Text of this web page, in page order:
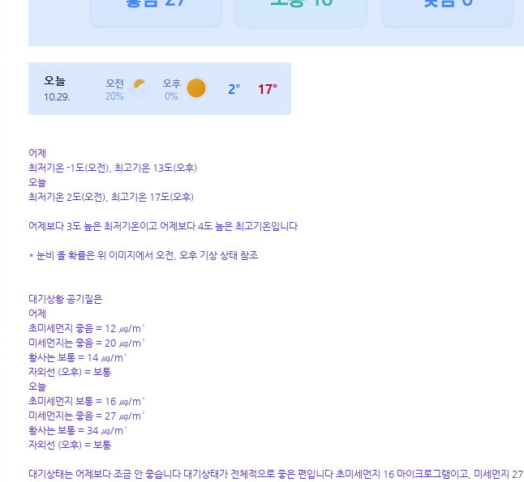
어제
최저기온 -1도(오전), 최고기온 13도(오후)
오늘
최저기온 2도(오전), 최고기온 17도(오후)
어제보다 3도 높은 최저기온이고 어제보다 4도 높은 최고기온입니다
* 눈비 올 확률은 위 이미지에서 오전, 오후 기상 상태 참조
대기상황 공기질은
어제
초미세먼지 좋음 = 12 ㎍/m³
미세먼지는 좋음 = 20㎍/m³
황사는 보통 = 14 ㎍/m³
자외선 (오후) = 보통
오늘
초미세먼지 보통 = 16 ㎍/m³
미세먼지는 좋음 = 27㎍/m³
황사는 보통 = 34 ㎍/m³
자외선 (오후) = 보통
대기상태는 어제보다 조금 안 좋습니다 대기상태가 전체적으로 좋은 편입니다 초미세먼지 16 마이크로그램이고, 미세먼지